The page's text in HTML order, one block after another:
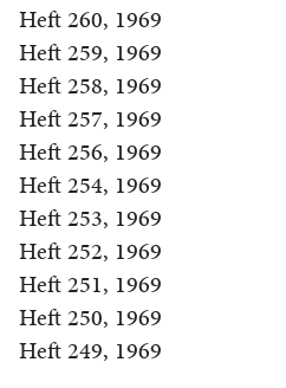
Heft 260, 1969
Heft 259, 1969
Heft 258, 1969
Heft 257, 1969
Heft 256, 1969
Heft 254, 1969
Heft 253, 1969
Heft 252, 1969
Heft 251, 1969
Heft 250, 1969
Heft 249, 1969